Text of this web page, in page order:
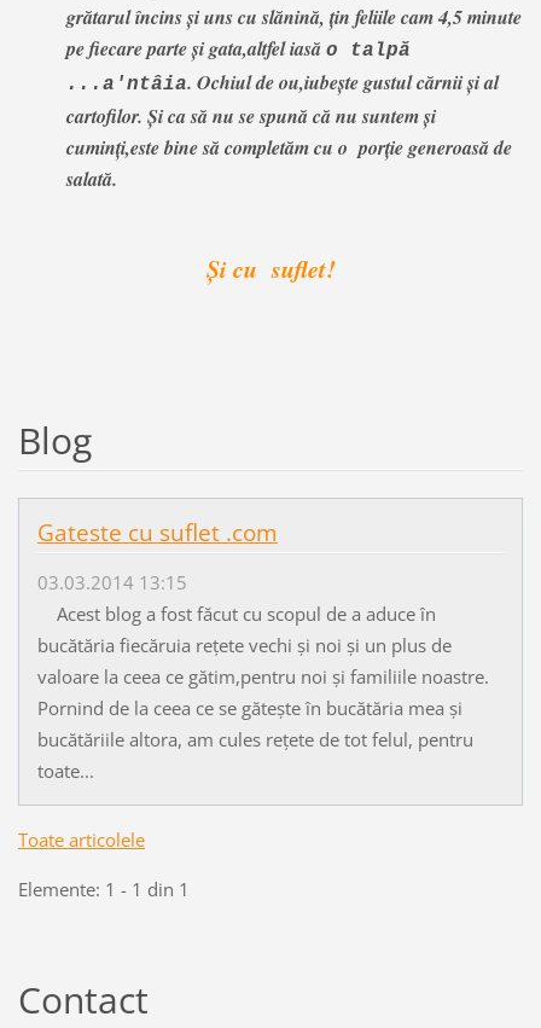
grătarul încins și uns cu slănină, țin feliile cam 4,5 minute
pe fiecare parte și gata,altfel iasă o talpă
...a'ntâia. Ochiul de ou,iubește gustul cărnii și al
cartofilor. Și ca să nu se spună că nu suntem și
cuminți,este bine să completăm cu o porție generoasă de
salată.
Și cu suflet!
Blog
Gateste cu suflet .com
03.03.2014 13:15
Acest blog a fost făcut cu scopul de a aduce în
bucătăria fiecăruia rețete vechi și noi și un plus de
valoare la ceea ce gătim,pentru noi și familiile noastre.
Pornind de la ceea ce se gătește în bucătăria mea și
bucătăriile altora, am cules rețete de tot felul, pentru
toate...
Toate articolele
Elemente: 1 - 1 din 1
Contact